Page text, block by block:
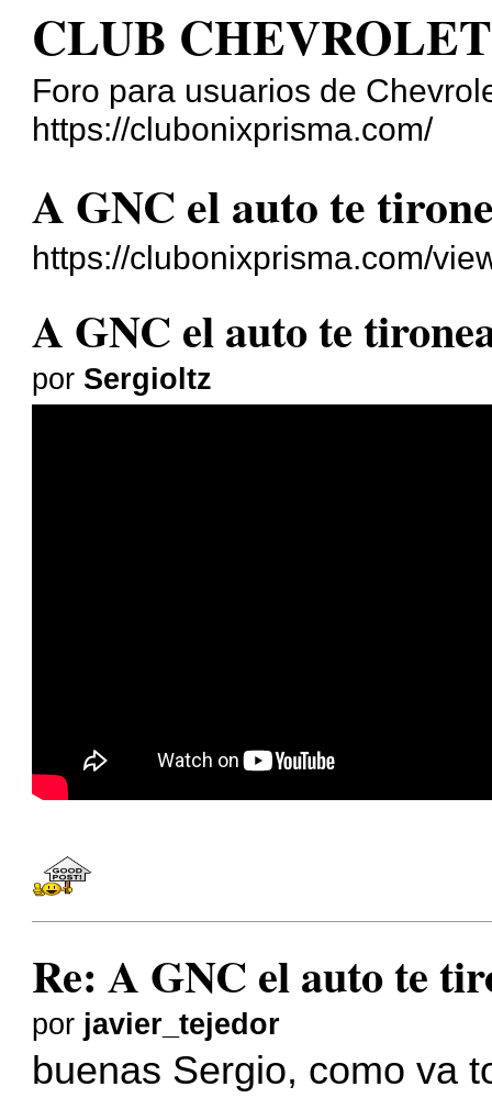
CLUB
Foro para usuarios de
https://clubonixprisma.com/
A GNC el auto te
https://clubonixprisma.com/
A GNC el auto te
por Sergioltz
Re: A GNC el auto te
por javier_tejedor
buenas Sergio, como va